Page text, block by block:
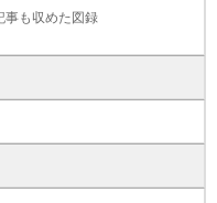
事も収めた図録